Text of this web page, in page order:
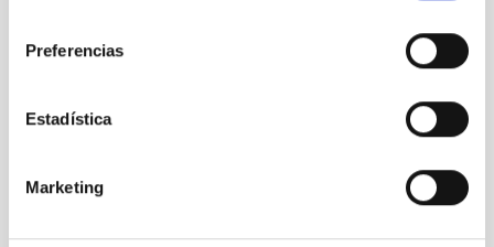
Preferencias
Estadística
Marketing